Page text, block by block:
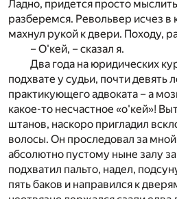
Ладно, придется просто
разберемся. Револьвер исчез в
махнул рукой к двери. Походу,
– О'кей, – сказал я.
Два года на юридических
подхвате у судьи, почти девять
практикующего адвоката – а
какое-то несчастное «о'кей»!
штанов, наскоро пригладил
волосы. Он проследовал за
абсолютно пустому ныне залу
подхватил пальто, надел,
пять баков и направился к